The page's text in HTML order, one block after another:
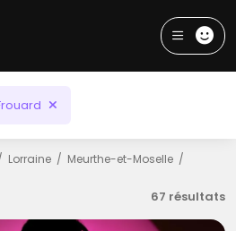
Lorraine
Meurthe-et-Moselle
67 résultats